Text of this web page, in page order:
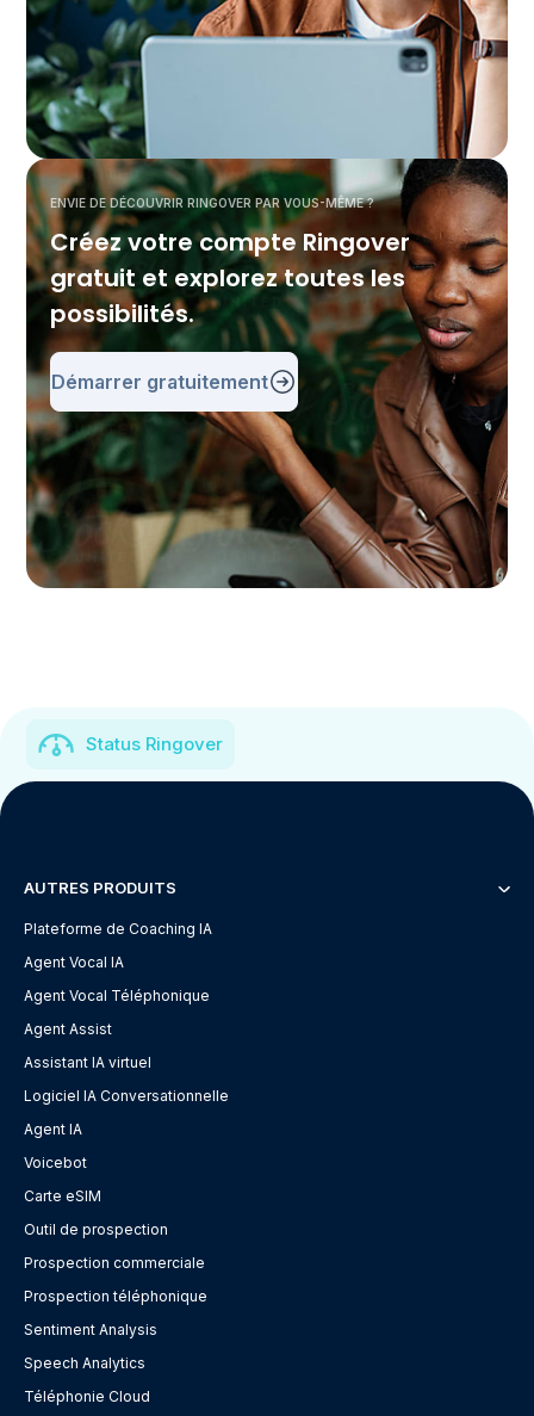
ENVIE DE DÉCOUVRIR RINGOVER PAR VOUS-MÊME ?
Créez votre compte Ringover
gratuit et explorez toutes les
possibilités.
Démarrer gratuitement
Status Ringover
AUTRES PRODUITS
Plateforme de Coaching IA
Agent Vocal IA
Agent Vocal Téléphonique
Agent Assist
Assistant IA virtuel
Logiciel IA Conversationnelle
Agent IA
Voicebot
Carte eSIM
Outil de prospection
Prospection commerciale
Prospection téléphonique
Sentiment Analysis
Speech Analytics
Téléphonie Cloud